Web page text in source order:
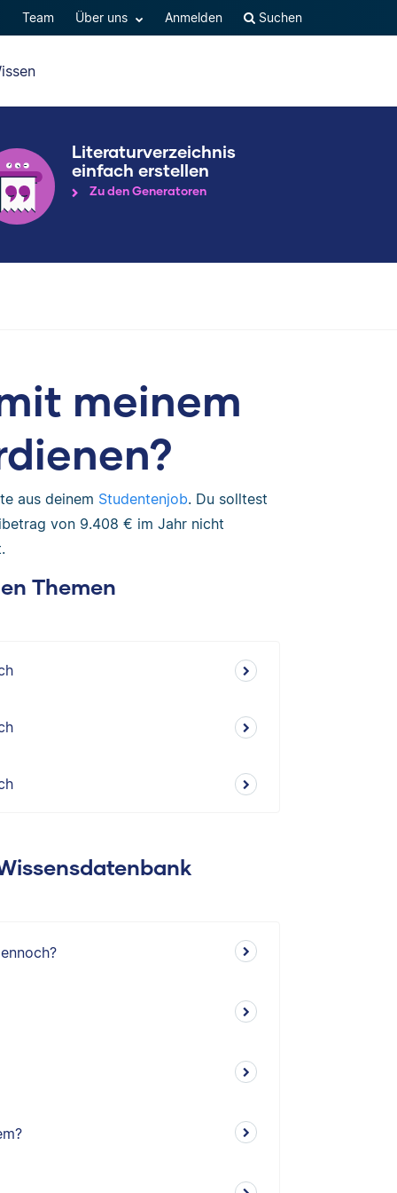
Team Über uns Anmelden Suchen
Literaturverzeichnis
einfach erstellen
Zu den Generatoren
meinem
aus deinem Studentenjob. Du solltest
von 9.408 € im Jahr nicht
Themen